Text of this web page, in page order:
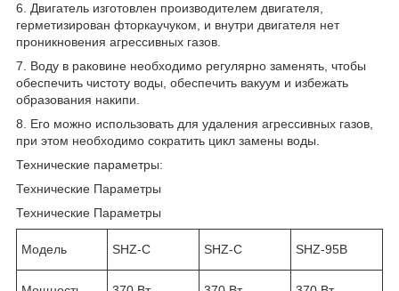
6. Двигатель изготовлен производителем двигателя,
герметизирован фторкаучуком, и внутри двигателя нет
проникновения агрессивных газов.
7. Воду в раковине необходимо регулярно заменять, чтобы
обеспечить чистоту воды, обеспечить вакуум и избежать
образования накипи.
8. Его можно использовать для удаления агрессивных газов,
при этом необходимо сократить цикл замены воды.
Технические параметры:
Технические Параметры
Технические Параметры
Модель SHZ-C SHZ-C SHZ-95B